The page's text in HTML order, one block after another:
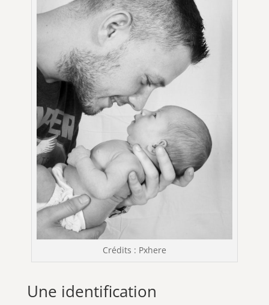
Crédits : Pxhere
Une identification